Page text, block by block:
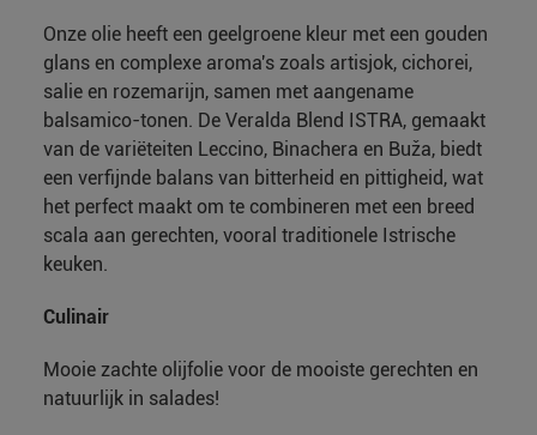
Onze olie heeft een geelgroene kleur met een gouden
glans en complexe aroma's zoals artisjok, cichorei,
salie en rozemarijn, samen met aangename
balsamico-tonen. De Veralda Blend ISTRA, gemaakt
van de variëteiten Leccino, Binachera en Buža, biedt
een verfijnde balans van bitterheid en pittigheid, wat
het perfect maakt om te combineren met een breed
scala aan gerechten, vooral traditionele Istrische
keuken.
Culinair
Mooie zachte olijfolie voor de mooiste gerechten en
natuurlijk in salades!